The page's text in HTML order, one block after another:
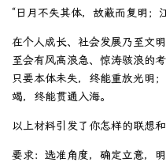
“日月不失其体，故蔽而复明；
在个人成长、社会发展乃至文
至会有风高浪急、惊涛骇浪的
只要本体未失，终能重放光明
竭，终能贯通入海。
以上材料引发了你怎样的联想
要求：选准角度，确定立意，